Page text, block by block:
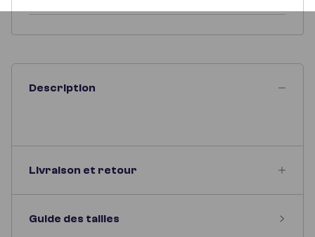
Description
Livraison et retour
Guide des tailles